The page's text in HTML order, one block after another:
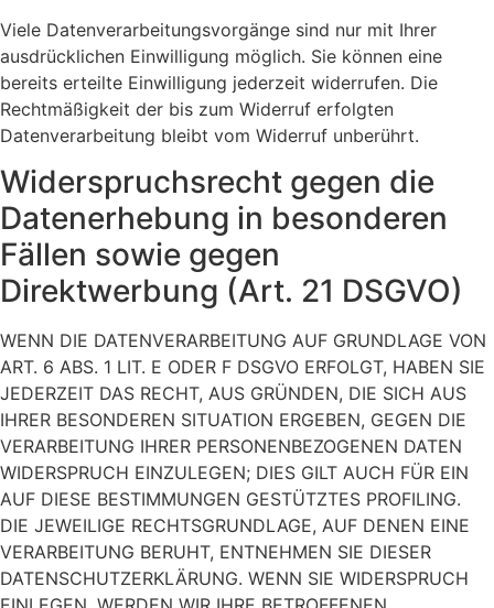
Viele Datenverarbeitungsvorgänge sind nur mit Ihrer
ausdrücklichen Einwilligung möglich. Sie können eine
bereits erteilte Einwilligung jederzeit widerrufen. Die
Rechtmäßigkeit der bis zum Widerruf erfolgten
Datenverarbeitung bleibt vom Widerruf unberührt.
Widerspruchsrecht gegen die
Datenerhebung in besonderen
Fällen sowie gegen
Direktwerbung (Art. 21 DSGVO)
WENN DIE DATENVERARBEITUNG AUF GRUNDLAGE VON
ART. 6 ABS. 1 LIT. E ODER F DSGVO ERFOLGT, HABEN SIE
JEDERZEIT DAS RECHT, AUS GRÜNDEN, DIE SICH AUS
IHRER BESONDEREN SITUATION ERGEBEN, GEGEN DIE
VERARBEITUNG IHRER PERSONENBEZOGENEN DATEN
WIDERSPRUCH EINZULEGEN; DIES GILT AUCH FÜR EIN
AUF DIESE BESTIMMUNGEN GESTÜTZTES PROFILING.
DIE JEWEILIGE RECHTSGRUNDLAGE, AUF DENEN EINE
VERARBEITUNG BERUHT, ENTNEHMEN SIE DIESER
DATENSCHUTZERKLÄRUNG. WENN SIE WIDERSPRUCH